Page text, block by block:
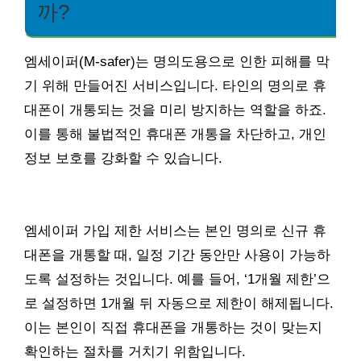
까?
엠세이퍼(M-safer)는 명의도용으로 인한 피해를 막
기 위해 만들어진 서비스입니다. 타인의 명의로 휴
대폰이 개통되는 것을 미리 방지하는 역할을 하죠.
이를 통해 불법적인 휴대폰 개통을 차단하고, 개인
정보 보호를 강화할 수 있습니다.
엠세이퍼 가입 제한 서비스는 본인 명의로 신규 휴
대폰을 개통할 때, 일정 기간 동안만 사용이 가능하
도록 설정하는 것입니다. 예를 들어, ‘1개월 제한’으
로 설정하면 1개월 뒤 자동으로 제한이 해제됩니다.
이는 본인이 직접 휴대폰을 개통하는 것이 맞는지
확인하는 절차를 거치기 위함입니다.